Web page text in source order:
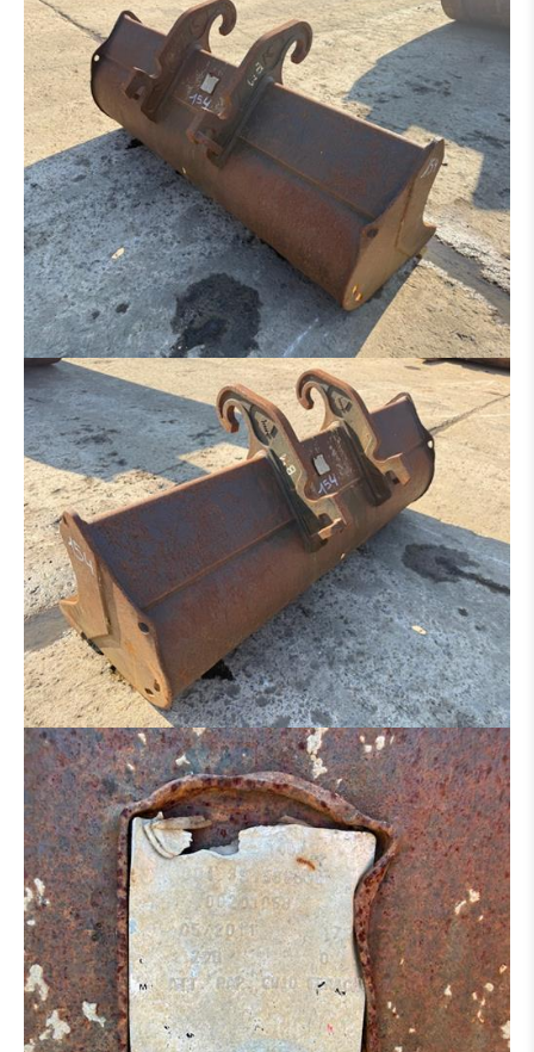
PINCE BOIS
RIPPER
ADAPTATEUR
PNEUS / JANTE
PONT
TRAIN CHAINE
BRAS
CABINE
BOÎTE DE VITESSES / CONVERTISSEUR
DISTRIBUTEUR HYDRAULIQUE
MOTEUR
CINTREUSE FER À BÉTON
CISEAUX À BÉTON
BROYEUR
SALEUSES